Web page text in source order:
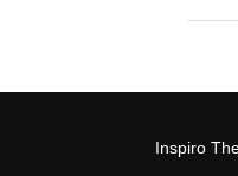
Inspiro